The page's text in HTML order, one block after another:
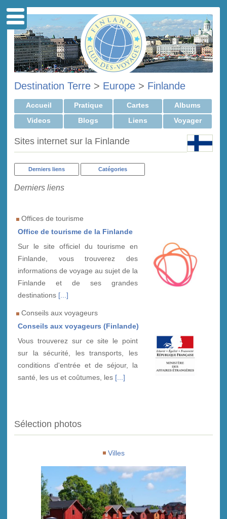
Destination Terre > Europe > Finlande
Accueil Pratique Cartes
Albums
Videos
Blogs Liens Voyager
Sites internet sur la Finlande
Derniers liens Catégories
Derniers liens
Offices de tourisme
Office de tourisme de la Finlande
Sur le site officiel du tourisme en
Finlande, vous trouverez des
informations de voyage au sujet de la
Finlande et de ses grandes
destinations [...]
Conseils aux voyageurs
Conseils aux voyageurs (Finlande)
Vous trouverez sur ce site le point
sur la sécurité, les transports, les
conditions d'entrée et de séjour, la
santé, les us et coûtumes, les [...]
Sélection photos
Villes